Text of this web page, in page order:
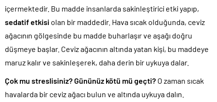
içermektedir. Bu madde insanlarda sakinleştirici etki yapıp,
sedatif etkisi olan bir maddedir. Hava sıcak olduğunda, ceviz
ağacının gölgesinde bu madde buharlaşır ve aşağı doğru
düşmeye başlar. Ceviz ağacının altında yatan kişi, bu maddeye
maruz kalır ve sakinleşerek, daha derin bir uykuya dalar.
Çok mu streslisiniz? Gününüz kötü mü geçti? O zaman sıcak
havalarda bir ceviz ağacı bulun ve altında uykuya dalın.